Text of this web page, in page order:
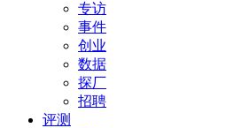
专访
事件
创业
数据
探厂
招聘
评测